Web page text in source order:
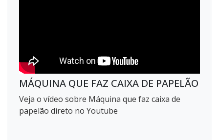
MÁQUINA QUE FAZ CAIXA DE PAPELÃO
Veja o vídeo sobre Máquina que faz caixa de
papelão direto no Youtube